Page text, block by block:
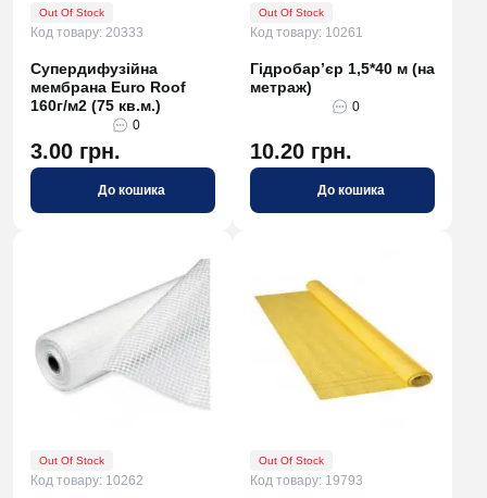
Out Of Stock
Код товару: 20333
Супердифузійна
мембрана Euro Roof
160г/м2 (75 кв.м.)
0
3.00 грн.
До кошика
Out Of Stock
Код товару: 10261
Гідробар’єр 1,5*40 м (на
метраж)
0
10.20 грн.
До кошика
Out Of Stock
Код товару: 10262
Out Of Stock
Код товару: 19793